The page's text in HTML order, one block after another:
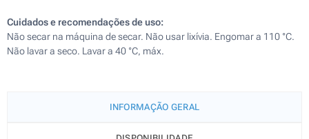
Cuidados e recomendações de uso:
Não secar na máquina de secar. Não usar lixívia. Engomar a 110 °C.
Não lavar a seco. Lavar a 40 °C, máx.
INFORMAÇÃO GERAL